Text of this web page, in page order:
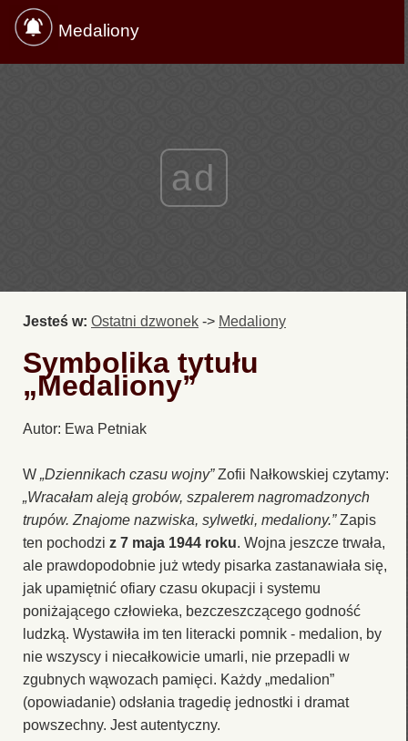
Medaliony
ad
Jesteś w: Ostatni dzwonek -> Medaliony
Symbolika tytułu
„Medaliony”
Autor: Ewa Petniak
W „Dziennikach czasu wojny”Zofii Nałkowskiej czytamy:
„Wracałam aleją grobów, szpalerem nagromadzonych
trupów. Znajome nazwiska, sylwetki, medaliony.”Zapis
ten pochodzi z 7 maja 1944 roku. Wojna jeszcze trwała,
ale prawdopodobnie już wtedy pisarka zastanawiała się,
jak upamiętnić ofiary czasu okupacji i systemu
poniżającego człowieka, bezczeszczącego godność
ludzką. Wystawiła im ten literacki pomnik - medalion, by
nie wszyscy i niecałkowicie umarli, nie przepadli w
zgubnych wąwozach pamięci. Każdy „medalion”
(opowiadanie) odsłania tragedię jednostki i dramat
powszechny. Jest autentyczny.